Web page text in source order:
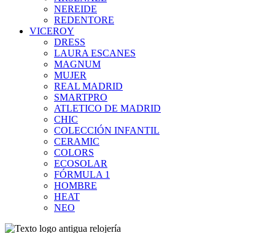
NEREIDE
REDENTORE
VICEROY
DRESS
LAURA ESCANES
MAGNUM
MUJER
REAL MADRID
SMARTPRO
ATLETICO DE MADRID
CHIC
COLECCIÓN INFANTIL
CERAMIC
COLORS
ECOSOLAR
FÓRMULA 1
HOMBRE
HEAT
NEO